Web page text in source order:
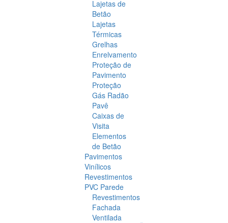
Lajetas de
Betão
Lajetas
Térmicas
Grelhas
Enrelvamento
Proteção de
Pavimento
Proteção
Gás Radão
Pavê
Caixas de
Visita
Elementos
de Betão
Pavimentos
Vinílicos
Revestimentos
PVC Parede
Revestimentos
Fachada
Ventilada